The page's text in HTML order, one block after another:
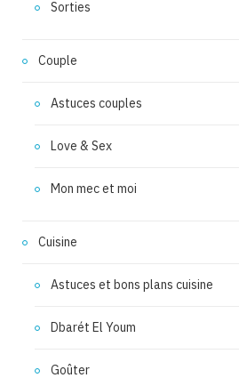
Sorties
Couple
Astuces couples
Love & Sex
Mon mec et moi
Cuisine
Astuces et bons plans cuisine
Dbarét El Youm
Goûter